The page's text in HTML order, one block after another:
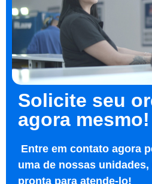
Solicite seu
agora mesmo!
Entre em contato agora
uma de nossas
pronta para atende-lo!